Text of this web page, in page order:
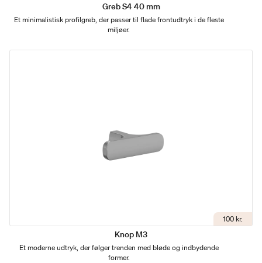
Greb S4 40 mm
Et minimalistisk profilgreb, der passer til flade frontudtryk i de fleste
miljøer.
100 kr.
Knop M3
Et moderne udtryk, der følger trenden med bløde og indbydende
former.